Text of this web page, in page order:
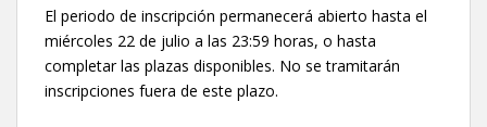
El periodo de inscripción permanecerá abierto hasta el
miércoles 22 de julio a las 23:59 horas, o hasta
completar las plazas disponibles. No se tramitarán
inscripciones fuera de este plazo.